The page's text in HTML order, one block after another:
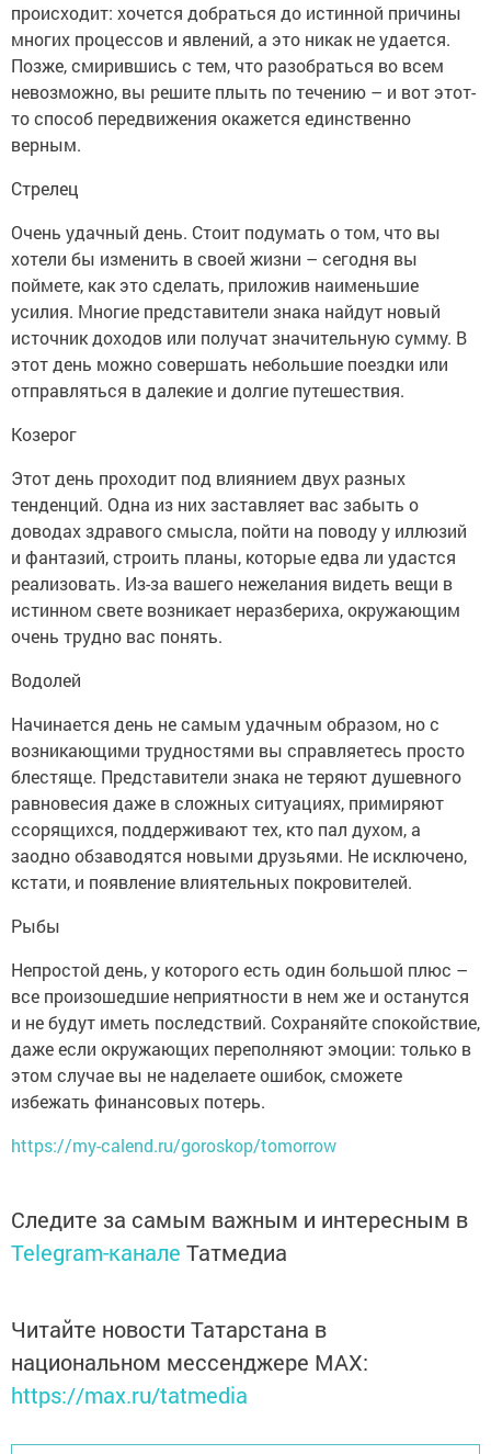
происходит: хочется добраться до истинной причины
многих процессов и явлений, а это никак не удается.
Позже, смирившись с тем, что разобраться во всем
невозможно, вы решите плыть по течению – и вот этот-
то способ передвижения окажется единственно
верным.
Стрелец
Очень удачный день. Стоит подумать о том, что вы
хотели бы изменить в своей жизни – сегодня вы
поймете, как это сделать, приложив наименьшие
усилия. Многие представители знака найдут новый
источник доходов или получат значительную сумму. В
этот день можно совершать небольшие поездки или
отправляться в далекие и долгие путешествия.
Козерог
Этот день проходит под влиянием двух разных
тенденций. Одна из них заставляет вас забыть о
доводах здравого смысла, пойти на поводу у иллюзий
и фантазий, строить планы, которые едва ли удастся
реализовать. Из-за вашего нежелания видеть вещи в
истинном свете возникает неразбериха, окружающим
очень трудно вас понять.
Водолей
Начинается день не самым удачным образом, но с
возникающими трудностями вы справляетесь просто
блестяще. Представители знака не теряют душевного
равновесия даже в сложных ситуациях, примиряют
ссорящихся, поддерживают тех, кто пал духом, а
заодно обзаводятся новыми друзьями. Не исключено,
кстати, и появление влиятельных покровителей.
Рыбы
Непростой день, у которого есть один большой плюс –
все произошедшие неприятности в нем же и останутся
и не будут иметь последствий. Сохраняйте спокойствие,
даже если окружающих переполняют эмоции: только в
этом случае вы не наделаете ошибок, сможете
избежать финансовых потерь.
https://my-calend.ru/goroskop/tomorrow
Следите за самым важным и интересным в
Telegram-канале Татмедиа
Читайте новости Татарстана в
национальном мессенджере MАХ:
https://max.ru/tatmedia